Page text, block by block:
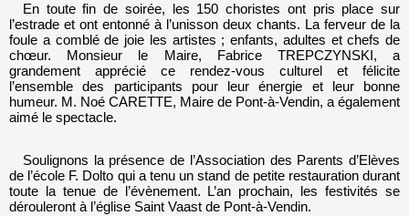
En toute fin de soirée, les 150 choristes ont pris place sur
l’estrade et ont entonné à l’unisson deux chants. La ferveur de la
foule a comblé de joie les artistes ; enfants, adultes et chefs de
chœur. Monsieur le Maire, Fabrice TREPCZYNSKI, a
grandement apprécié ce rendez-vous culturel et félicite
l’ensemble des participants pour leur énergie et leur bonne
humeur. M. Noé CARETTE, Maire de Pont-à-Vendin, a également
aimé le spectacle.
Soulignons la présence de l’Association des Parents d’Elèves
de l’école F. Dolto qui a tenu un stand de petite restauration durant
toute la tenue de l’évènement. L’an prochain, les festivités se
dérouleront à l’église Saint Vaast de Pont-à-Vendin.